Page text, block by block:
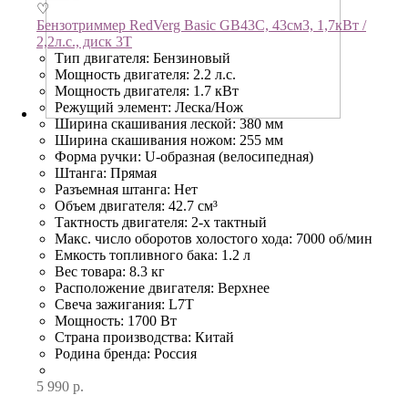
♡
Бензотриммер RedVerg Basic GB43C, 43см3, 1,7кВт /
2,2л.с., диск 3Т
Тип двигателя: Бензиновый
Мощность двигателя: 2.2 л.с.
Мощность двигателя: 1.7 кВт
Режущий элемент: Леска/Нож
Ширина скашивания леской: 380 мм
Ширина скашивания ножом: 255 мм
Форма ручки: U-образная (велосипедная)
Штанга: Прямая
Разъемная штанга: Нет
Объем двигателя: 42.7 см³
Тактность двигателя: 2-х тактный
Макс. число оборотов холостого хода: 7000 об/мин
Емкость топливного бака: 1.2 л
Вес товара: 8.3 кг
Расположение двигателя: Верхнее
Свеча зажигания: L7T
Мощность: 1700 Вт
Страна производства: Китай
Родина бренда: Россия
5 990 р.